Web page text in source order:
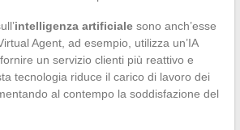
intelligenza artificialesono anch’esse
Agent, ad esempio, utilizza un’IA
un servizio clienti più reattivo e
tecnologia riduce il carico di lavoro dei
al contempo la soddisfazione del